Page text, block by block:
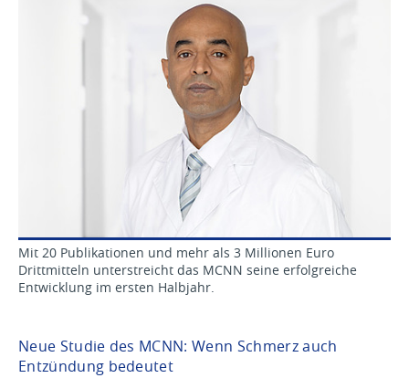
Mit 20 Publikationen und mehr als 3 Millionen Euro
Drittmitteln unterstreicht das MCNN seine erfolgreiche
Entwicklung im ersten Halbjahr.
Neue Studie des MCNN: Wenn Schmerz auch
Entzündung bedeutet